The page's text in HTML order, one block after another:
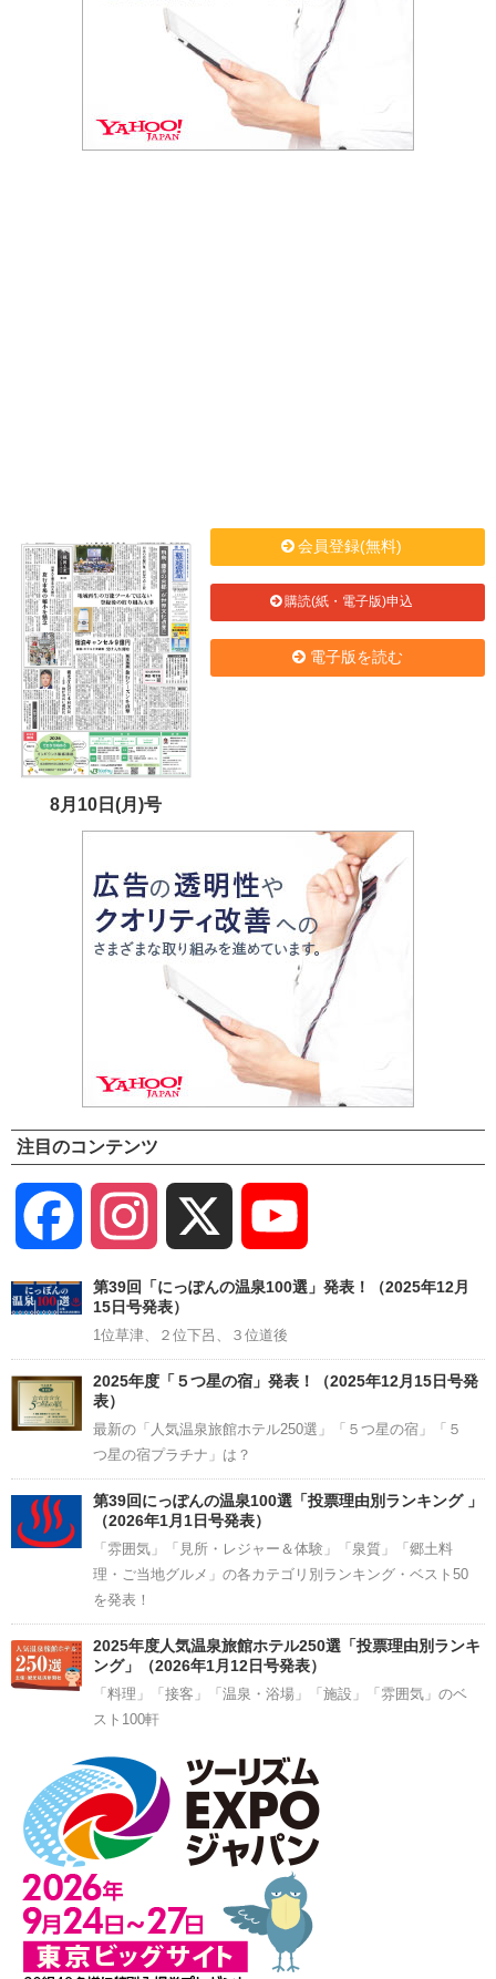
8月10日(月)号
会員登録(無料)
購読(紙・電子版)申込
電子版を読む
注目のコンテンツ
Facebook Instagram
Channel
第39回「にっぽんの温泉100選」発表！（2025年12月
15日号発表）
1位草津、２位下呂、３位道後
2025年度「５つ星の宿」発表！（2025年12月15日号発
表）
最新の「人気温泉旅館ホテル250選」「５つ星の宿」「５
つ星の宿プラチナ」は？
第39回にっぽんの温泉100選「投票理由別ランキング 」
（2026年1月1日号発表）
「雰囲気」「見所・レジャー＆体験」「泉質」「郷土料
理・ご当地グルメ」の各カテゴリ別ランキング・ベスト50
を発表！
2025年度人気温泉旅館ホテル250選「投票理由別ランキ
ング」（2026年1月12日号発表）
「料理」「接客」「温泉・浴場」「施設」「雰囲気」のベ
スト100軒